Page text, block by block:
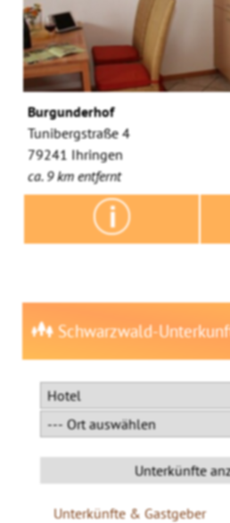
Burgunderhof
Tunibergstraße 4
79241 Ihringen
ca. 9 km entfernt
Schwarzwald-
Unterkünfte & Gastgeber